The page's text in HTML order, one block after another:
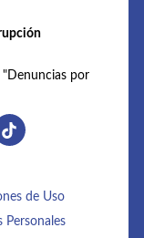
"Denuncias por
de Uso
Personales